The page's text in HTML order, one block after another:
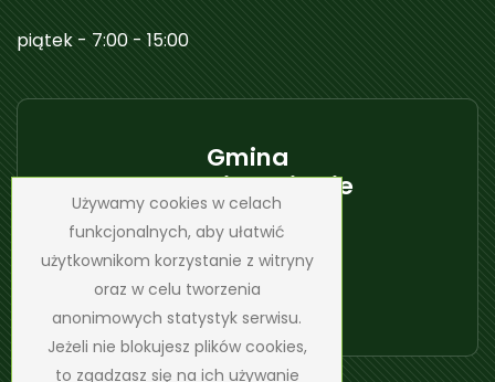
piątek - 7:00 - 15:00
Gmina
Janowice Wielkie
Używamy cookies w celach
funkcjonalnych, aby ułatwić
użytkownikom korzystanie z witryny
oraz w celu tworzenia
anonimowych statystyk serwisu.
Jeżeli nie blokujesz plików cookies,
to zgadzasz się na ich używanie